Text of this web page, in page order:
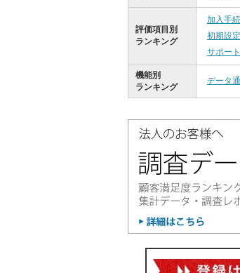
評価項目別
ランキング
加入手
初期設
サポー
機能別
ランキング
データ